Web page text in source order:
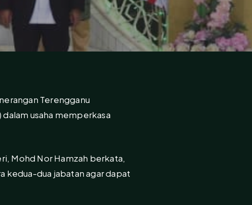
Terengganu
dalam usaha memperkasa
Mohd Nor Hamzah berkata,
kedua-dua jabatan agar dapat